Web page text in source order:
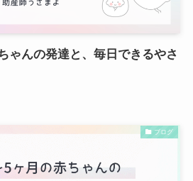
ゃんの発達と、毎日できるやさ
ブログ